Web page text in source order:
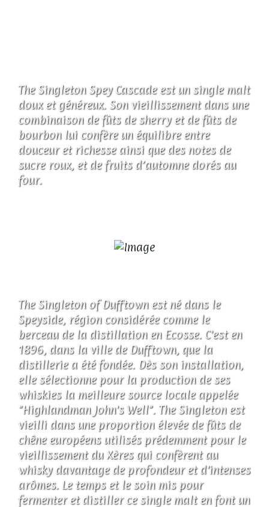
The Singleton Spey Cascade est un single malt
doux et généreux. Son vieillissement dans une
combinaison de fûts de sherry et de fûts de
bourbon lui confère un équilibre entre
douceur et richesse ainsi que des notes de
sucre roux, et de fruits d’automne dorés au
four.
The Singleton of Dufftown est né dans le
Speyside, région considérée comme le
berceau de la distillation en Ecosse. C'est en
1896, dans la ville de Dufftown, que la
distillerie a été fondée. Dès son installation,
elle sélectionne pour la production de ses
whiskies la meilleure source locale appelée
"Highlandman John's Well". The Singleton est
vieilli dans une proportion élevée de fûts de
chêne européens utilisés prédemment pour le
vieillissement du Xères qui confèrent au
whisky davantage de profondeur et d'intenses
arômes. Le temps et le soin mis pour
fermenter et distiller ce single malt en font un